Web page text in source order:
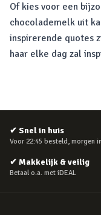
Of kies voor een
chocolademelk uit
inspirerende quotes
haar elke dag zal
✔ Snel in huis
Voor 22:45 besteld, morgen
✔ Makkelijk & veilig
Betaal o.a. met iDEAL